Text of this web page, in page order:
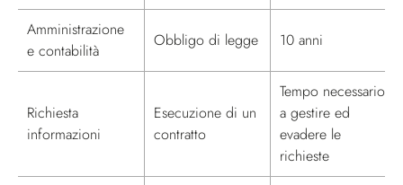
Amministrazione
e contabilità
Obbligo di legge 10 anni
Richiesta
informazioni
Esecuzione di un
contratto
Tempo necessario
a gestire ed
evadere le
richieste